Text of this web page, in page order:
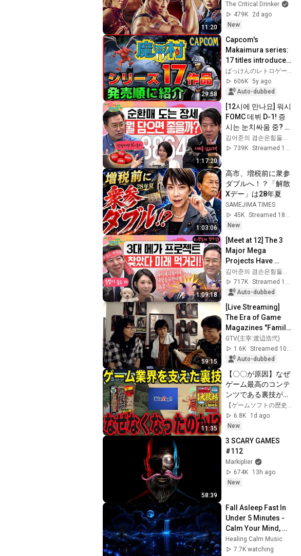
11:20
The Critical Drinker
479K
2d ago
New
29:58
Capcom's
Makaimura series:
17 titles introduced
in order of releaseばっけんのレトロゲームチャンネル
606K 5y ago
Auto-dubbed
1:17:20
[12시에 만나요] 워시
FOMC 데뷔 D-1! 증
시는 눈치싸움 중? 국
제 유가 하락에도 잔
잔한 증시! 왜 그럴
일 수요일
김어준의 겸손은힘들다 뉴스공장
739K
Streamed 1mo ago
1:03:06
高市、増税前に衆参
ダブルへ！？「解散
Xデー」は28年夏
SAMEJIMA TIMES
45K
Streamed 18h ago
New
1:09:18
[Meet at 12] The 3
Major Mega
Projects Have
Arrived! What Does
the Blueprint for K-
Semiconductors...
김어준의 겸손은힘들다 뉴스공장
717K
Streamed 1mo ago
Auto-dubbed
59:15
[Live Streaming]
The Era of Game
Magazines "Family
Computer
Magazine July 10,
1992 Issue" [The
Hi...
GTV(主宰:渡辺浩弐)
1.6K
Streamed 10mo ago
Auto-dubbed
11:35
【〇〇が原因】なぜ
ゲーム最高のコンテ
ンツである裏技が令
和の今なくなってし
まったのか!?【大技
林、広技苑、ワザッ
【ゲームソフトの歴史】ゆっくり解説
6.8K
1d ago
New
58:39
3 SCARY GAMES
#112
Markiplier
674K
13h ago
New
Fall Asleep Fast In
Under 5 Minutes -
Calm Your Mind,
Relieve Stress -
Remove Mental
Healing Calm Music
7.7K watching